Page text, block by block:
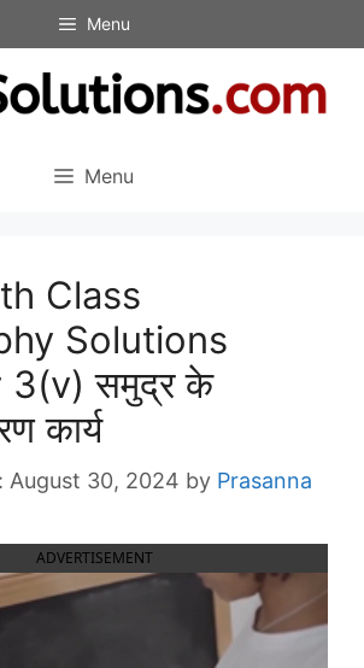
Menu
Menu
Class
Solutions
3(v) समुद्र के
कार्य
August 30, 2024 by Prasanna
ADVERTISEMENT